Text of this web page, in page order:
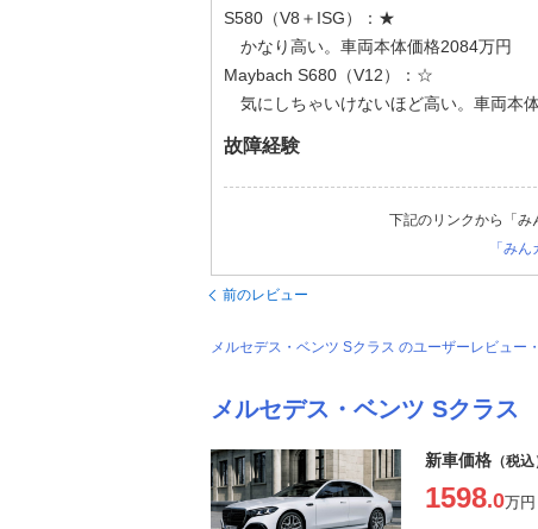
S580（V8＋ISG）：★
かなり高い。車両本体価格2084万円
Maybach S680（V12）：☆
気にしちゃいけないほど高い。車両本
故障経験
下記のリンクから「み
「み
前のレビュー
メルセデス・ベンツ Sクラス のユーザーレビュー
メルセデス・ベンツ Sクラス
新車価格 （税込
1598.0万円